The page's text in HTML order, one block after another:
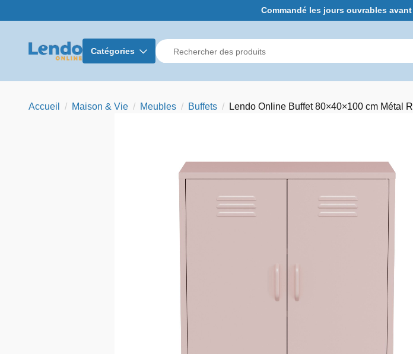
Commandé les jours ouvrables
Catégories
Accueil Maison & Vie Meubles Buffets Lendo Online Buffet 80×40×100 cm Métal